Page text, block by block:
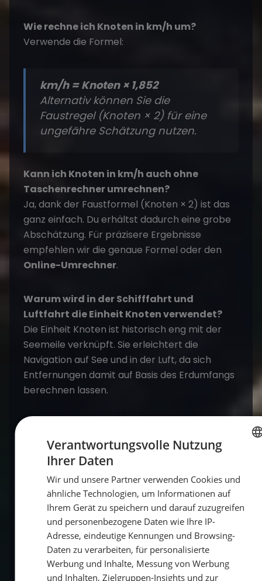
Wie rechne ich Knoten in km/h um?
Verwende die Formel:
km/h = Knoten × 1,852
Alternativ können Sie die
Faustregel (Knoten × 2) für eine
ungefähre Schätzung nutzen.
Kann ich Knoten in km/h auch ohne
Taschenrechner umrechnen?
Ja, dank der Faustformel (Knoten × 2) ist das
ganz einfach. Du erhältst dadurch eine grobe
Abschätzung. Für präzisere Ergebnisse
empfehlen wir die genaue Formel oder den
Online-Umrechner.
Warum wird in der Schifffahrt und
Luftfahrt die Einheit Knoten verwendet?
Die Einheit Knoten ist historisch eng mit der
Seemeile verknüpft. Sie erleichtert die
Navigation auf See und in der Luft, da sich
Entfernungen damit auf Basis des Erdumfangs
berechnen lassen.
in kmh?
Die Formel
km/h = Knoten × 1,852
liefert eine
sehr genaue Umrechnung. Die Faustregel
(Knoten × 2)ist für schnelle Schätzungen
ausreichend und liefert meist einen guten
Näherungswert.
Was ist der Unterschied zwischen Knoten
und Kilometer pro Stunde?
GERMAN
Verantwortungsvolle Nutzung
Ihrer Daten
Wir und unsere Partner verwenden Cookies und
ähnliche Technologien, um Informationen auf
Ihrem Gerät zu speichern und darauf zuzugreifen
und personenbezogene Daten wie Ihre IP-
Adresse, eindeutige Kennungen und Browsing-
Daten zu verarbeiten, für personalisierte
Werbung und Inhalte, Messung von Werbung
und Inhalten, Zielgruppen-Insights und zur